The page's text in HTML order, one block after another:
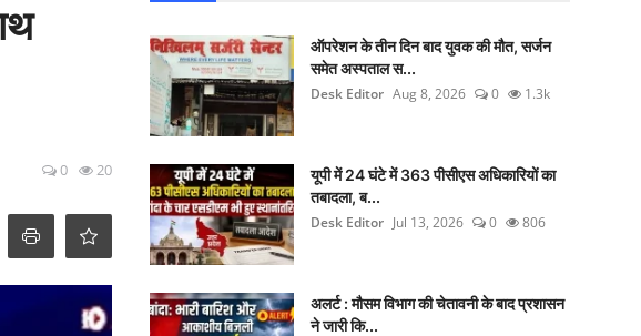
0 20
ऑपरेशन के तीन दिन बाद युवक की मौत, सर्जन
समेत अस्पताल स...
Desk Editor Aug 8, 2026 0 1.3k
यूपी में 24 घंटे में 363 पीसीएस अधिकारियों का
तबादला, ब...
Desk Editor Jul 13, 2026 0 806
अलर्ट : मौसम विभाग की चेतावनी के बाद प्रशासन
ने जारी कि...